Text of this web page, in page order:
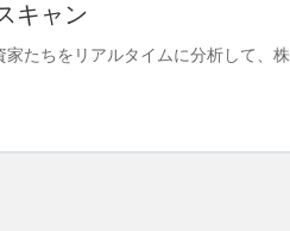
キャン
たちをリアルタイムに分析して、株